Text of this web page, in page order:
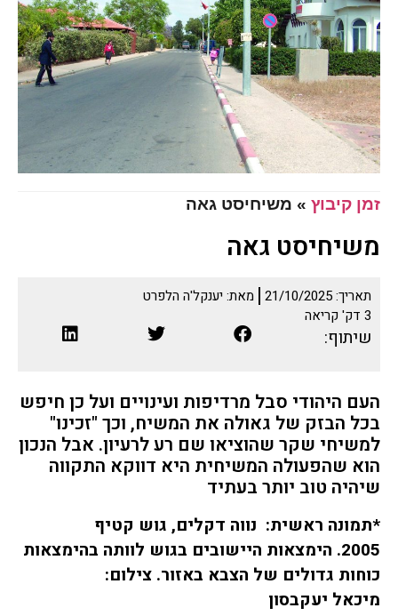
זמן קיבוץ » משיחיסט גאה
משיחיסט גאה
תאריך:21/10/2025 מאת: יענקל'ה הלפרט
3 דק' קריאה
שיתוף:
העם היהודי סבל מרדיפות ועינויים ועל כן חיפש
בכל הבזק של גאולה את המשיח, וכך "זכינו"
למשיחי שקר שהוציאו שם רע לרעיון. אבל הנכון
הוא שהפעולה המשיחית היא דווקא התקווה
שיהיה טוב יותר בעתיד
*תמונה ראשית: נווה דקלים, גוש קטיף
2005. הימצאות היישובים בגוש לוותה בהימצאות
כוחות גדולים של הצבא באזור. צילום:
מיכאל יעקבסון